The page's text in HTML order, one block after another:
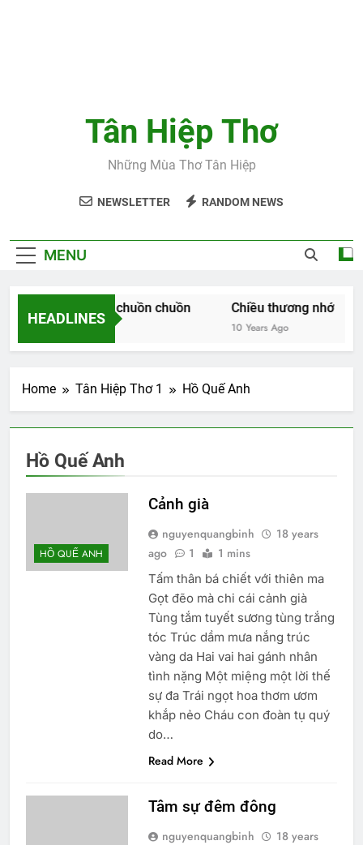
Tân Hiệp Thơ
Những Mùa Thơ Tân Hiệp
NEWSLETTER RANDOM NEWS
MENU
HEADLINES
Huyền thoại chuồn chuồn
8 Years Ago
Chiều thương nhớ
10 Years Ago
Home Tân Hiệp Thơ 1 Hồ Quế Anh
Hồ Quế Anh
HỒ QUẾ ANH
Cảnh già
nguyenquangbinh
18 years
ago
1 1 mins
Tấm thân bá chiết với thiên ma
Gọt đẽo mà chi cái cảnh già
Tùng tắm tuyết sương tùng trắng
tóc Trúc dầm mưa nắng trúc
vàng da Hai vai hai gánh nhân
tình nặng Một miệng một lời thế
sự đa Trái ngọt hoa thơm ươm
khắp nẻo Cháu con đoàn tụ quý
do…
Read More
Tâm sự đêm đông
nguyenquangbinh
18 years